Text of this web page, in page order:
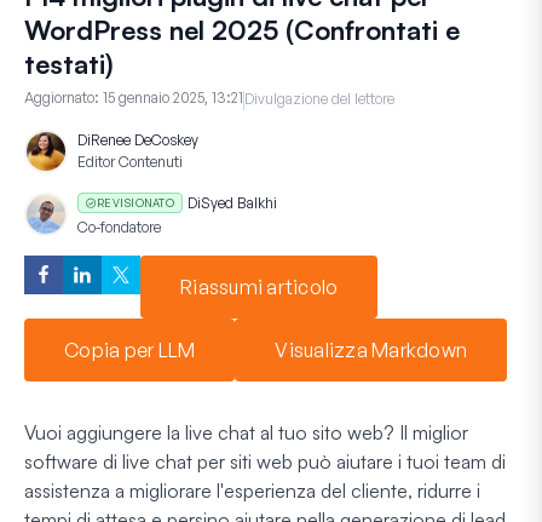
WordPress nel 2025 (Confrontati e
testati)
Aggiornato: 15 gennaio 2025, 13:21 Divulgazione del lettore
DiRenee DeCoskey
Editor Contenuti
REVISIONATO DiSyed Balkhi
Co-fondatore
Riassumi articolo
Copia per LLM Visualizza Markdown
Vuoi aggiungere la live chat al tuo sito web? Il miglior
software di live chat per siti web può aiutare i tuoi team di
assistenza a migliorare l'esperienza del cliente, ridurre i